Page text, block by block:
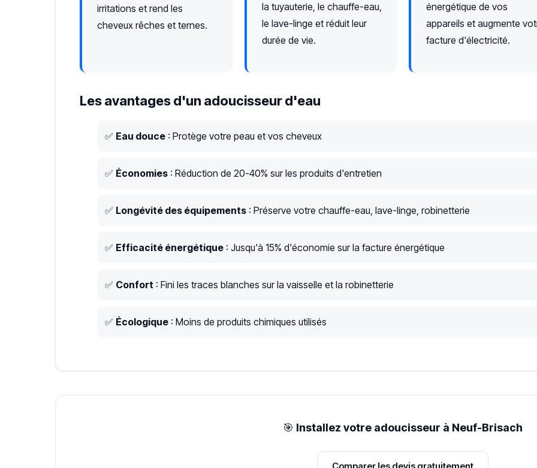
irritations et rend les
cheveux rêches et ternes.
la tuyauterie, le chauffe-eau,
le lave-linge et réduit leur
durée de vie.
énergétique de vos
appareils et augmente
facture d'électricité.
Les avantages d'un adoucisseur d'eau
✅ Eau douce : Protège votre peau et vos cheveux
✅ Économies : Réduction de 20-40% sur les produits d'entretien
✅ Longévité des équipements : Préserve votre chauffe-eau, lave-linge, robinetterie
✅ Efficacité énergétique : Jusqu'à 15% d'économie sur la facture énergétique
✅ Confort : Fini les traces blanches sur la vaisselle et la robinetterie
✅ Écologique : Moins de produits chimiques utilisés
🎯 Installez votre adoucisseur à Neuf-Brisach